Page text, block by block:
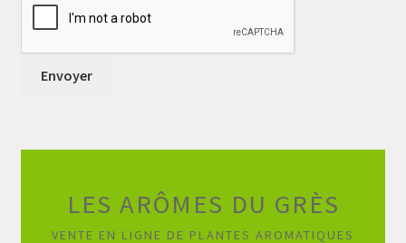
LES ARÔMES DU GRÈS
VENTE EN LIGNE DE PLANTES AROMATIQUES